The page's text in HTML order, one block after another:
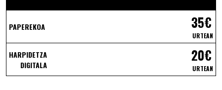
PAPEREKOA 35€
URTEAN
HARPIDETZA
DIGITALA
20€
URTEAN